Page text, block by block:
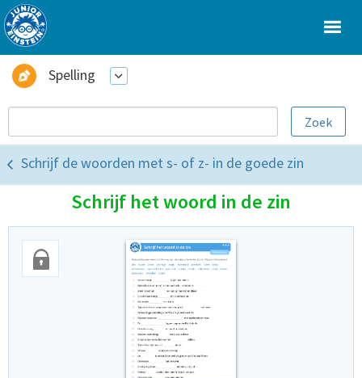
Spelling
Schrijf de woorden met s- of z- in de goede zin
Schrijf het woord in de zin